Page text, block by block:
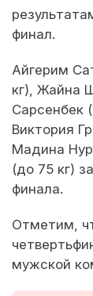
финал.
Айгерим
кг), Жайна
Сарсенбек
Виктория
Мадина
(до 75 кг)
финала.
Отметим,
мужской